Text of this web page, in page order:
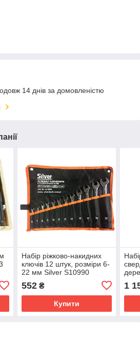
14 днів за домовленістю
Набір ріжково-накидних
ключів 12 штук, розміри 6-
22 мм Silver S10990
552₴
Купити
1